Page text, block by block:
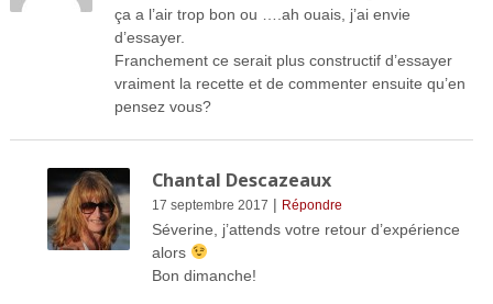
ça a l’air trop bon ou ….ah ouais, j’ai envie
d’essayer.
Franchement ce serait plus constructif d’essayer
vraiment la recette et de commenter ensuite qu’en
pensez vous?
Chantal Descazeaux
17 septembre 2017 | Répondre
Séverine, j’attends votre retour d’expérience
alors
Bon dimanche!